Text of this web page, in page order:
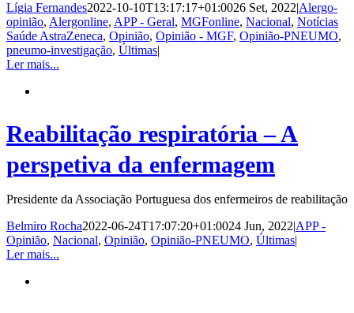
Lígia Fernandes2022-10-10T13:17:17+01:0026 Set, 2022|Alergo-
opinião, Alergonline, APP - Geral, MGFonline, Nacional, Notícias
Saúde AstraZeneca, Opinião, Opinião - MGF, Opinião-PNEUMO,
pneumo-investigação, Últimas|
Ler mais...
Reabilitação respiratória – A
perspetiva da enfermagem
Presidente da Associação Portuguesa dos enfermeiros de reabilitação
Belmiro Rocha2022-06-24T17:07:20+01:0024 Jun, 2022|APP -
Opinião, Nacional, Opinião, Opinião-PNEUMO, Últimas|
Ler mais...